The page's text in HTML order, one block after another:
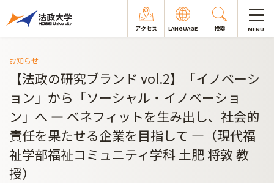
アクセス LANGUAGE 検索 MENU
お知らせ
【法政の研究ブランド vol.2】「イノベーシ
ョン」から「ソーシャル・イノベーショ
ン」へ ― ベネフィットを生み出し、社会的
責任を果たせる企業を目指して ―（現代福
祉学部福祉コミュニティ学科 土肥 将敦 教
授）